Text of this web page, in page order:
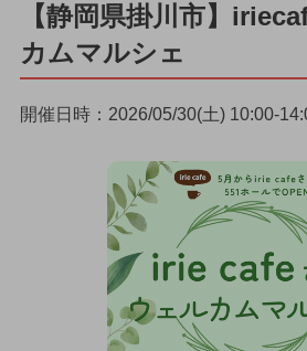
【静岡県掛川市】
カムマルシェ
開催日時：2026/05/30(土) 10:00-